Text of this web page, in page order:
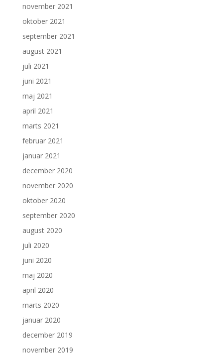
november 2021
oktober 2021
september 2021
august 2021
juli 2021
juni 2021
maj 2021
april 2021
marts 2021
februar 2021
januar 2021
december 2020
november 2020
oktober 2020
september 2020
august 2020
juli 2020
juni 2020
maj 2020
april 2020
marts 2020
januar 2020
december 2019
november 2019